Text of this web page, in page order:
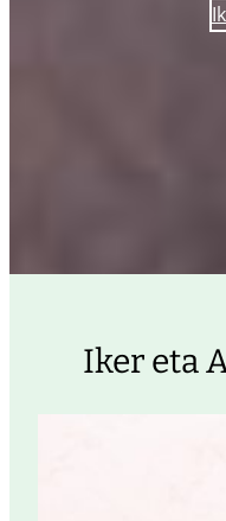
Iker eta